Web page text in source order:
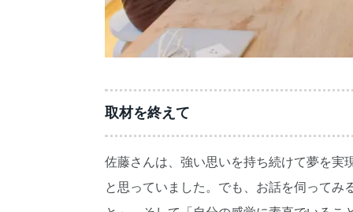
取材を終えて
佐藤さんは、強い思いを持ち続けて夢を実
と思っていました。でも、お話を伺って